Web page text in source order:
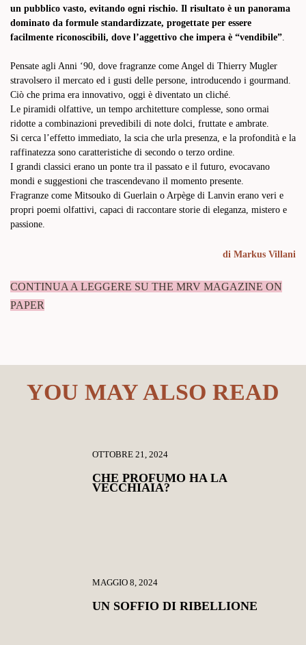
un pubblico vasto, evitando ogni rischio. Il risultato è un panorama
dominato da formule standardizzate, progettate per essere
facilmente riconoscibili, dove l’aggettivo che impera è “vendibile”.
Pensate agli Anni ‘90, dove fragranze come Angel di Thierry Mugler
stravolsero il mercato ed i gusti delle persone, introducendo i gourmand.
Ciò che prima era innovativo, oggi è diventato un cliché.
Le piramidi olfattive, un tempo architetture complesse, sono ormai
ridotte a combinazioni prevedibili di note dolci, fruttate e ambrate.
Si cerca l’effetto immediato, la scia che urla presenza, e la profondità e la
raffinatezza sono caratteristiche di secondo o terzo ordine.
I grandi classici erano un ponte tra il passato e il futuro, evocavano
mondi e suggestioni che trascendevano il momento presente.
Fragranze come Mitsouko di Guerlain o Arpège di Lanvin erano veri e
propri poemi olfattivi, capaci di raccontare storie di eleganza, mistero e
passione.
di Markus Villani
CONTINUA A LEGGERE SU THE MRV MAGAZINE ON
PAPER
YOU MAY ALSO READ
OTTOBRE 21, 2024
CHE PROFUMO HA LA
VECCHIAIA?
MAGGIO 8, 2024
UN SOFFIO DI RIBELLIONE